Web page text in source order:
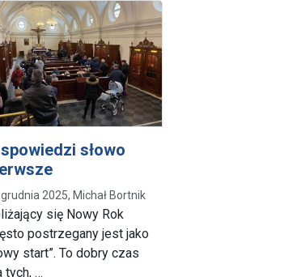
słowo
2025, Michał Bortnik
się Nowy Rok
postrzegany jest jako
start”. To dobry czas
tych, …